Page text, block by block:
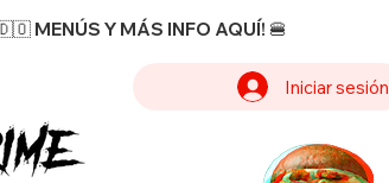
MENÚS Y MÁS INFO AQUÍ! 🍔
Iniciar sesión